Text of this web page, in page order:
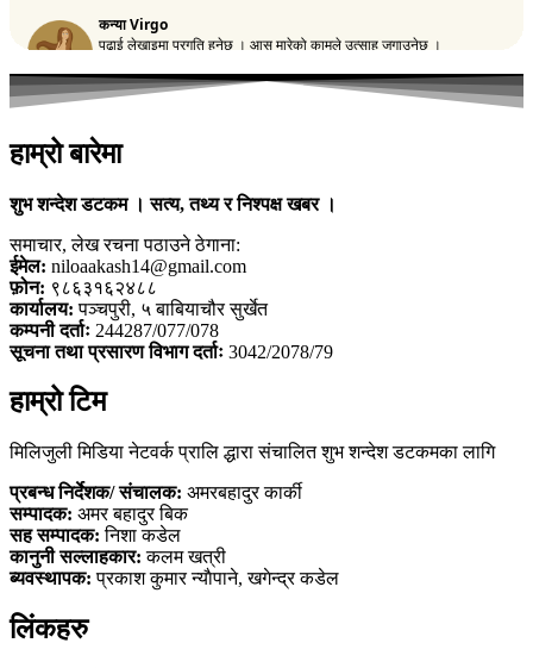
हाम्रो बारेमा
शुभ शन्देश डटकम । सत्य, तथ्य र निश्पक्ष खबर ।
समाचार, लेख रचना पठाउने ठेगाना:
ईमेल: niloaakash14@gmail.com
फ़ोन: ९८६३१६२४८८
कार्यालय: पञ्चपुरी, ५ बाबियाचौर सुर्खेत
कम्पनी दर्ताः 244287/077/078
सूचना तथा प्रसारण विभाग दर्ताः 3042/2078/79
हाम्रो टिम
मिलिजुली मिडिया नेटवर्क प्रालि द्धारा संचालित शुभ शन्देश डटकमका लागि
प्रबन्ध निर्देशक/ संचालक: अमरबहादुर कार्की
सम्पादक: अमर बहादुर बिक
सह सम्पादक: निशा कडेल
कानुनी सल्लाहकार: कलम खत्री
ब्यवस्थापक:प्रकाश कुमार न्याैपाने, खगेन्द्र कडेल
लिंकहरु